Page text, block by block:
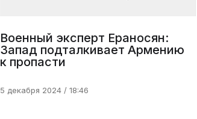
Военный эксперт Ераносян:
Запад подталкивает Армению
к пропасти
5 декабря 2024 / 18:46